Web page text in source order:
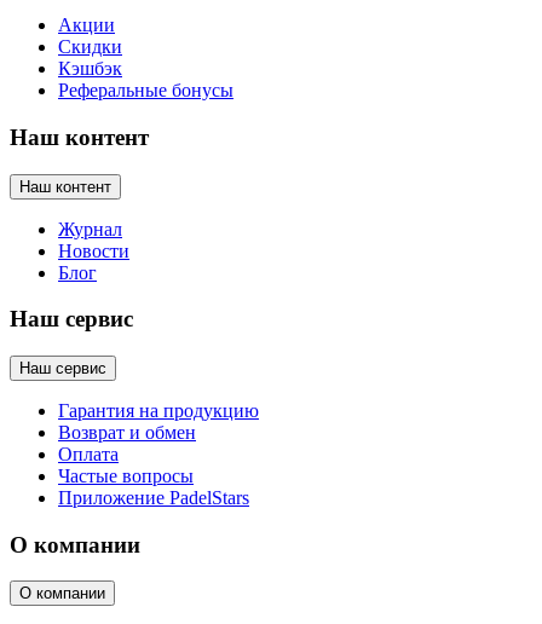
Акции
Скидки
Кэшбэк
Реферальные бонусы
Наш контент
Наш контент
Журнал
Новости
Блог
Наш сервис
Наш сервис
Гарантия на продукцию
Возврат и обмен
Оплата
Частые вопросы
Приложение PadelStars
О компании
О компании